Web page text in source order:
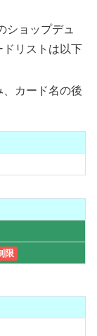
ショップデュ
ドリストは以下
カード名の後
限